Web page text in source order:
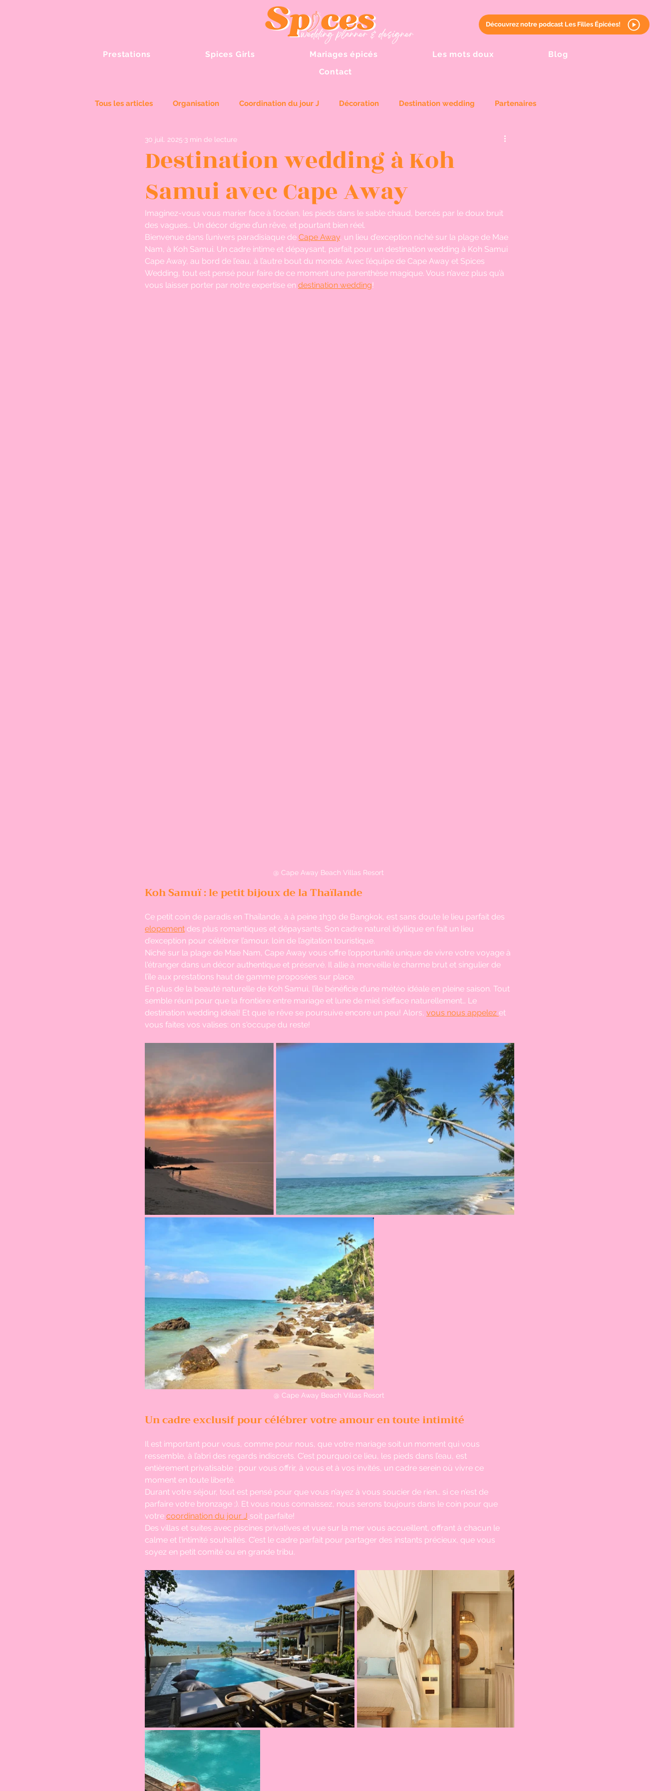
Découvrez notre podcast Les Filles Épicées!
Prestations Spices Girls Mariages épicés Les mots doux
Blog
Contact
Tous les articles Organisation Coordination du jour J Décoration Destination wedding Partenaires
Spices WeddingDestination wedding à Koh
Samui avec Cape Away
30 juil. 2025 3 min de lecture
Imaginez-vous vous marier face à l’océan, les pieds dans le sable chaud, bercés par le doux bruit
des vagues… Un décor digne d’un rêve, et pourtant bien réel.
Bienvenue dans l’univers paradisiaque de Cape Away, un lieu d’exception niché sur la plage de Mae
Nam, à Koh Samui. Un cadre intime et dépaysant, parfait pour un destination wedding à Koh Samui
Cape Away, au bord de l’eau, à l’autre bout du monde. Avec l’équipe de Cape Away et Spices
Wedding, tout est pensé pour faire de ce moment une parenthèse magique. Vous n’avez plus qu’à
vous laisser porter par notre expertise en destination wedding!
@ Cape Away Beach Villas Resort
Koh Samuï : le petit bijoux de la Thaïlande
Ce petit coin de paradis en Thaïlande, à à peine 1h30 de Bangkok, est sans doute le lieu parfait des
elopement des plus romantiques et dépaysants. Son cadre naturel idyllique en fait un lieu
d’exception pour célébrer l’amour, loin de l’agitation touristique.
Niché sur la plage de Mae Nam, Cape Away vous offre l’opportunité unique de vivre votre voyage à
l'étranger dans un décor authentique et préservé. Il allie à merveille le charme brut et singulier de
l’île aux prestations haut de gamme proposées sur place.
En plus de la beauté naturelle de Koh Samui, l’île bénéficie d’une météo idéale en pleine saison. Tout
semble réuni pour que la frontière entre mariage et lune de miel s’efface naturellement… Le
destination wedding idéal! Et que le rêve se poursuive encore un peu! Alors, vous nous appelez et
vous faites vos valises: on s'occupe du reste!
@ Cape Away Beach Villas Resort
Un cadre exclusif pour célébrer votre amour en toute intimité
Il est important pour vous, comme pour nous, que votre mariage soit un moment qui vous
ressemble, à l’abri des regards indiscrets. C’est pourquoi ce lieu, les pieds dans l’eau, est
entièrement privatisable : pour vous offrir, à vous et à vos invités, un cadre serein où vivre ce
moment en toute liberté.
Durant votre séjour, tout est pensé pour que vous n’ayez à vous soucier de rien… si ce n’est de
parfaire votre bronzage ;). Et vous nous connaissez, nous serons toujours dans le coin pour que
votre coordination du jour J soit parfaite!
Des villas et suites avec piscines privatives et vue sur la mer vous accueillent, offrant à chacun le
calme et l’intimité souhaités. C’est le cadre parfait pour partager des instants précieux, que vous
soyez en petit comité ou en grande tribu.